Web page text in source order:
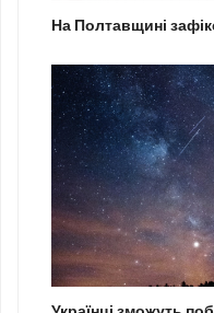
На Полтавщині